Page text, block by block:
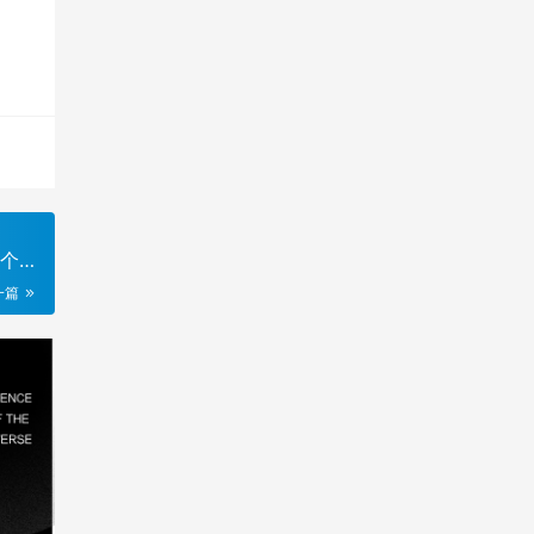
扩
会
篇